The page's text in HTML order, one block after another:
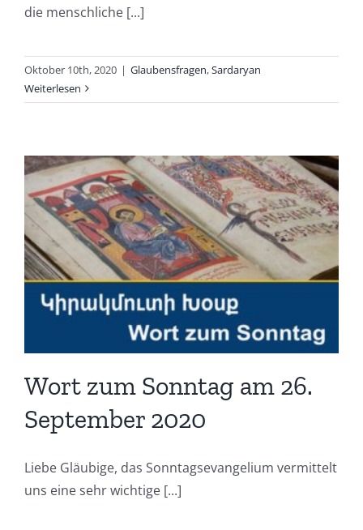
die menschliche [...]
Oktober 10th, 2020 | Glaubensfragen,Sardaryan
Weiterlesen
Wort zum Sonntag am 26.
September 2020
Liebe Gläubige, das Sonntagsevangelium vermittelt
uns eine sehr wichtige [...]